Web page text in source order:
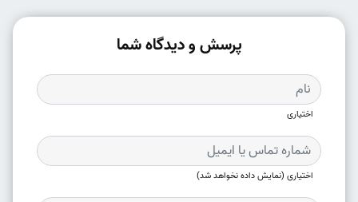
پرسش و دیدگاه شما
اختیاری
اختیاری (نمایش داده نخواهد شد)